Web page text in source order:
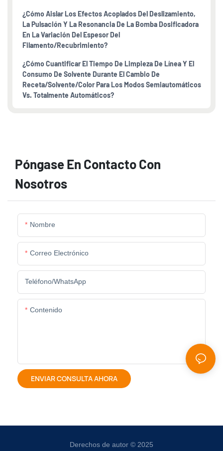
¿Cómo Aislar Los Efectos Acoplados Del Deslizamiento,
La Pulsación Y La Resonancia De La Bomba Dosificadora
En La Variación Del Espesor Del
Filamento/recubrimiento?
¿Cómo Cuantificar El Tiempo De Limpieza De Línea Y El
Consumo De Solvente Durante El Cambio De
Receta/solvente/color Para Los Modos Semiautomáticos
Vs. Totalmente Automáticos?
Póngase En Contacto Con
Nosotros
Nombre
Correo Electrónico
Teléfono/WhatsApp
Contenido
ENVIAR CONSULTA AHORA
Derechos de autor © 2025